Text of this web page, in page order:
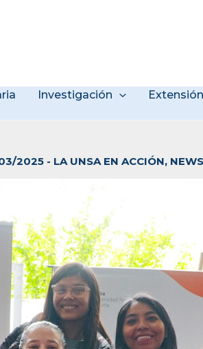
Investigación Extensión
2025 - LA UNSA EN ACCIÓN,